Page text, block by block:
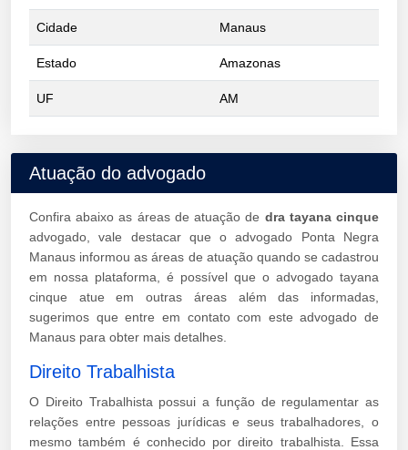
Cidade Manaus
Estado Amazonas
UF AM
Atuação do advogado
Confira abaixo as áreas de atuação de dra tayana cinque
advogado, vale destacar que o advogado Ponta Negra
Manaus informou as áreas de atuação quando se cadastrou
em nossa plataforma, é possível que o advogado tayana
cinque atue em outras áreas além das informadas,
sugerimos que entre em contato com este advogado de
Manaus para obter mais detalhes.
Direito Trabalhista
O Direito Trabalhista possui a função de regulamentar as
relações entre pessoas jurídicas e seus trabalhadores, o
mesmo também é conhecido por direito trabalhista. Essa